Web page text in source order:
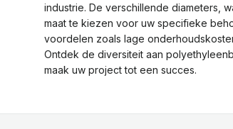
industrie. De verschillende diameters,
maat te kiezen voor uw specifieke
voordelen zoals lage
Ontdek de diversiteit aan
maak uw project tot een succes.